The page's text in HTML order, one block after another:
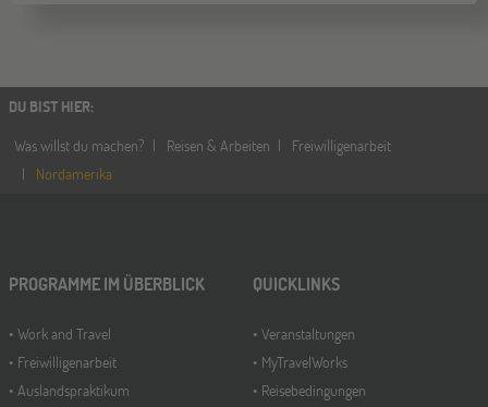
DU BIST HIER:
Was willst du machen?
Reisen & Arbeiten
Freiwilligenarbeit
Nordamerika
PROGRAMME IM ÜBERBLICK
Work and Travel
Freiwilligenarbeit
Auslandspraktikum
QUICKLINKS
Veranstaltungen
MyTravelWorks
Reisebedingungen